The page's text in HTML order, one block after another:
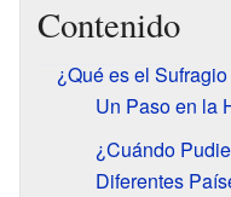
Contenido
¿Qué es el
Un Paso en la
¿Cuándo
Diferentes